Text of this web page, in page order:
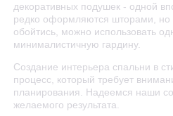
декоративных подушек - одной
редко оформляются шторами, но
обойтись, можно использовать
минималистичную гардину.
Создание интерьера спальни в
процесс, который требует
планирования. Надеемся наши
желаемого результата.